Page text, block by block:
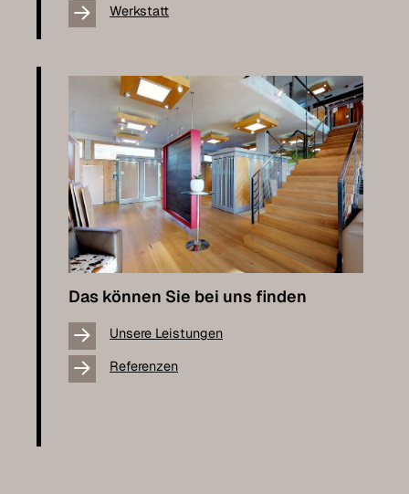
Werkstatt
Das können Sie bei uns finden
Unsere Leistungen
Referenzen